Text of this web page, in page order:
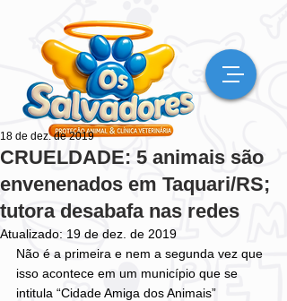
CRUELDADE: 5 animais são
envenenados em Taquari/RS;
tutora desabafa nas redes
18 de dez. de 2019
Atualizado: 19 de dez. de 2019
Não é a primeira e nem a segunda vez que
isso acontece em um município que se
intitula “Cidade Amiga dos Animais”